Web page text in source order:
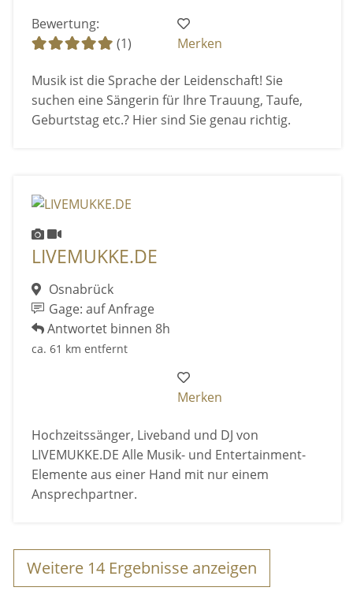
Bewertung:
(1)
Merken
Musik ist die Sprache der Leidenschaft! Sie
suchen eine Sängerin für Ihre Trauung, Taufe,
Geburtstag etc.? Hier sind Sie genau richtig.
LIVEMUKKE.DE
Osnabrück
Gage: auf Anfrage
Antwortet binnen 8h
ca. 61 km entfernt
Merken
Hochzeitssänger, Liveband und DJ von
LIVEMUKKE.DE Alle Musik- und Entertainment-
Elemente aus einer Hand mit nur einem
Ansprechpartner.
Weitere 14 Ergebnisse anzeigen